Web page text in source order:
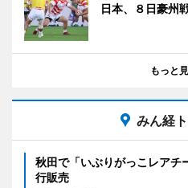
日本、８日豪州
もっと
みん経
秋田で「いぶりがっこレア
行販売